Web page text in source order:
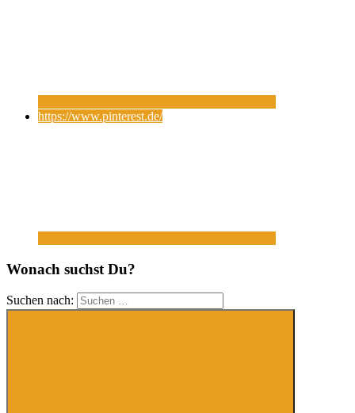
https://www.pinterest.de/
Wonach suchst Du?
Suchen nach: